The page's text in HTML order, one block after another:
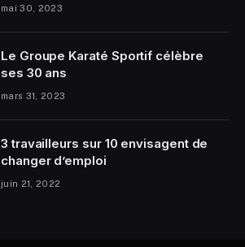
mai 30, 2023
Le Groupe Karaté Sportif célèbre
ses 30 ans
mars 31, 2023
3 travailleurs sur 10 envisagent de
changer d’emploi
juin 21, 2022